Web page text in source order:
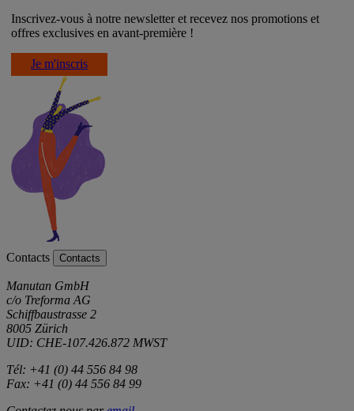
Inscrivez-vous à notre newsletter et recevez nos promotions et
offres exclusives en avant-première !
Je m'inscris
Contacts Contacts
Manutan GmbH
c/o Treforma AG
Schiffbaustrasse 2
8005 Zürich
UID: CHE-107.426.872 MWST
Tél: +41 (0) 44 556 84 98
Fax: +41 (0) 44 556 84 99